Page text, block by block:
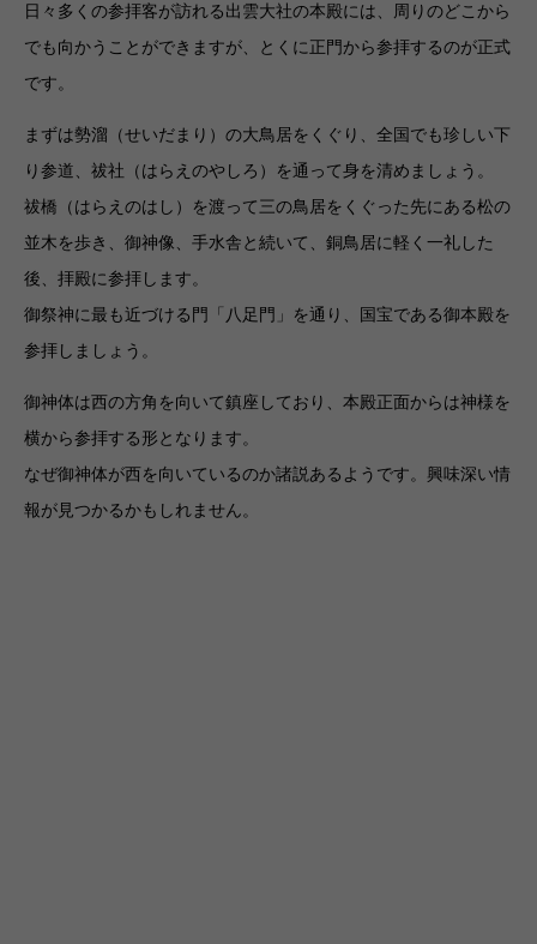
日々多くの参拝客が訪れる出雲大社の本殿には、周りのどこから
でも向かうことができますが、とくに正門から参拝するのが正式
です。
まずは勢溜（せいだまり）の大鳥居をくぐり、全国でも珍しい下
り参道、祓社（はらえのやしろ）を通って身を清めましょう。
祓橋（はらえのはし）を渡って三の鳥居をくぐった先にある松の
並木を歩き、御神像、手水舎と続いて、銅鳥居に軽く一礼した
後、拝殿に参拝します。
御祭神に最も近づける門「八足門」を通り、国宝である御本殿を
参拝しましょう。
御神体は西の方角を向いて鎮座しており、本殿正面からは神様を
横から参拝する形となります。
なぜ御神体が西を向いているのか諸説あるようです。興味深い情
報が見つかるかもしれません。